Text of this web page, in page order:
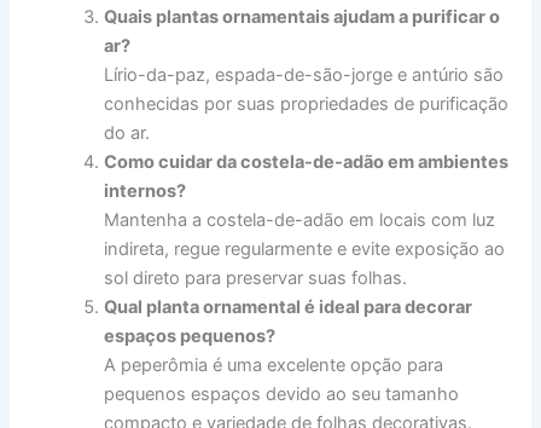
Quais plantas ornamentais ajudam a purificar o
ar?
Lírio-da-paz, espada-de-são-jorge e antúrio são
conhecidas por suas propriedades de purificação
do ar.
Como cuidar da costela-de-adão em ambientes
internos?
Mantenha a costela-de-adão em locais com luz
indireta, regue regularmente e evite exposição ao
sol direto para preservar suas folhas.
Qual planta ornamental é ideal para decorar
espaços pequenos?
A peperômia é uma excelente opção para
pequenos espaços devido ao seu tamanho
compacto e variedade de folhas decorativas.